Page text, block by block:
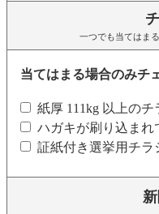
一つでも当てはま
当てはまる場合のみチ
紙厚 111kg 以上のチ
ハガキが刷り込まれ
証紙付き選挙用チラ